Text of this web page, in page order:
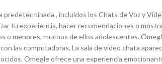
predeterminada , incluidos los Chats de Voz y
tu experiencia, hacer recomendaciones o
o menores, muchos de ellos adolescentes.
las computadoras. La sala de video chata
Omegle ofrece una experiencia